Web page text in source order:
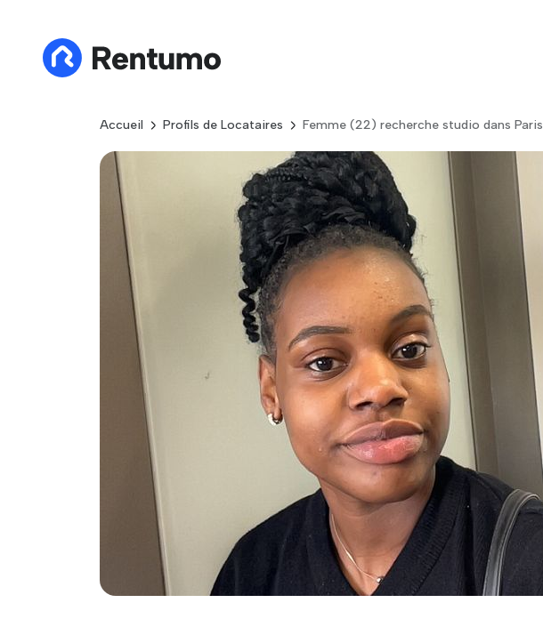
Accueil Profils de Locataires Femme (22) recherche studio dans Paris